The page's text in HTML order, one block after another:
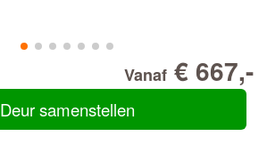
Vanaf € 667,-
Deur samenstellen